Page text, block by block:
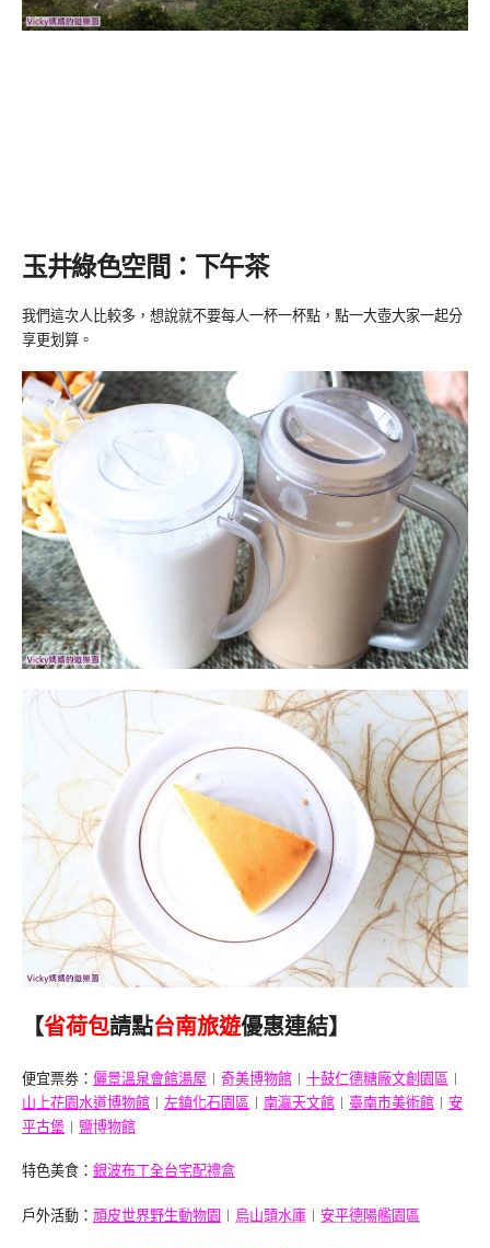
玉井綠色空間：下午茶
我們這次人比較多，想說就不要每人一杯一杯點，點一大壺大家一起分
享更划算。
【省荷包請點台南旅遊優惠連結】
便宜票劵： 儷景溫泉會館湯屋 ︱ 奇美博物館 ︱ 十鼓仁德糖廠文創園區 ︱
山上花園水道博物館 ︱ 左鎮化石園區 ︱ 南瀛天文館 ︱ 臺南市美術館 ︱ 安
平古堡 ︱ 鹽博物館
特色美食： 銀波布丁全台宅配禮盒
戶外活動： 頑皮世界野生動物園 ︱ 烏山頭水庫 ︱ 安平德陽艦園區